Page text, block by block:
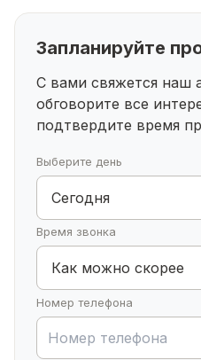
Звоните, чтобы узнать
Запланируйте
С вами свяжется наш
обговорите все
подтвердите время
Выберите день
Сегодня
Время звонка
Как можно скорее
Номер телефона